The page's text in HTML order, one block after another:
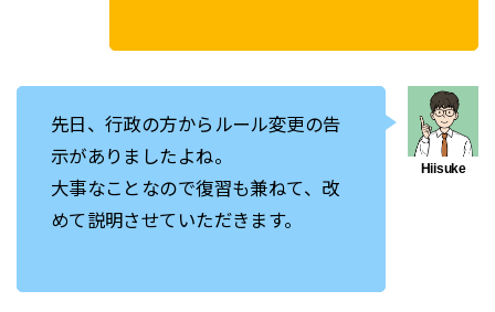
先日、行政の方からルール変更の告
示がありましたよね。
大事なことなので復習も兼ねて、改
めて説明させていただきます。